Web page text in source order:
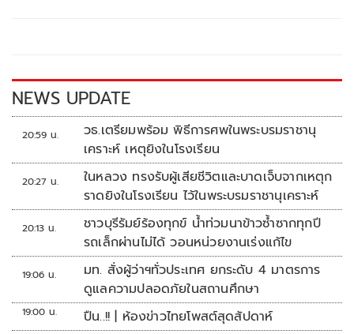
k k
NEWS UPDATE
20:59 น.
วธ.เตรียมพร้อม พิธีการศพในพระบรมราชานุ
เคราะห์ เหตุยิงในโรงเรียน
20:27 น.
ในหลวง ทรงรับผู้เสียชีวิตและบาดเจ็บจากเหตุก
ราดยิงในโรงเรียน ไว้ในพระบรมราชานุเคราะห์
20:13 น.
ชาวบุรีรัมย์ร้องทุกข์ น้ำท่วมนาข้าวซ้ำซากทุกปี
รถเล็กผ่านไม่ได้ วอนหน่วยงานเร่งแก้ไข
19:06 น.
มท. สั่งผู้ว่าฯทั่วประเทศ ยกระดับ 4 มาตรการ
ดูแลความปลอดภัยในสถานศึกษา
19:00 น. ปืน..!! | ห้องข่าวไทยโพสต์สุดสัปดาห์